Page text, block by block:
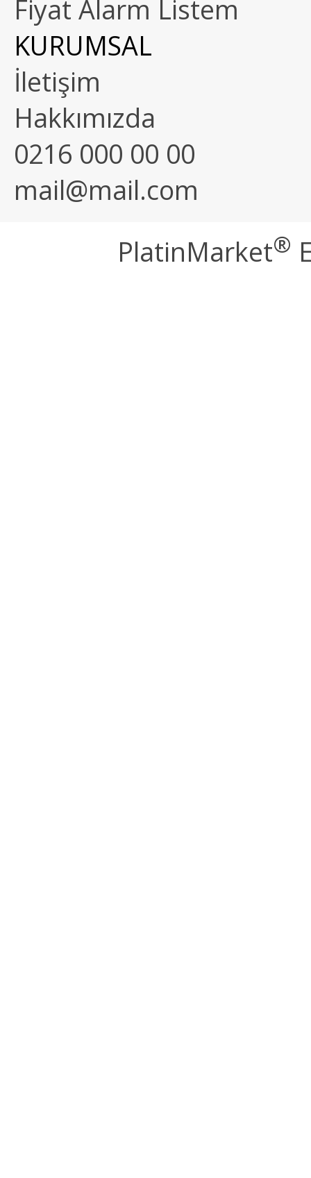
Fiyat Alarm Listem
KURUMSAL
İletişim
Hakkımızda
0216 000 00 00
mail@mail.com
PlatinMarket®